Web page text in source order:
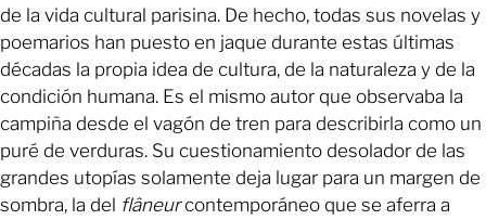
de la vida cultural parisina. De hecho, todas sus novelas y
poemarios han puesto en jaque durante estas últimas
décadas la propia idea de cultura, de la naturaleza y de la
condición humana. Es el mismo autor que observaba la
campiña desde el vagón de tren para describirla como un
puré de verduras. Su cuestionamiento desolador de las
grandes utopías solamente deja lugar para un margen de
sombra, la del flâneurcontemporáneo que se aferra a